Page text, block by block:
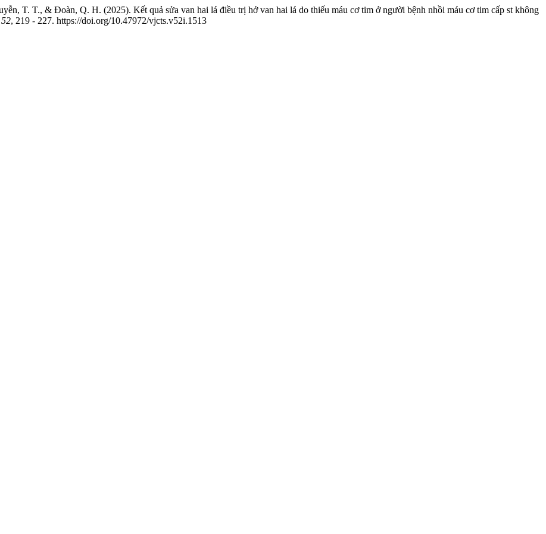
T. T., & Đoàn, Q. H. (2025). Kết quả sửa van hai lá điều trị hở van hai lá do thiếu máu cơ tim ở người bệnh nhồi máu cơ tim cấp st không
52, 219 - 227. https://doi.org/10.47972/vjcts.v52i.1513